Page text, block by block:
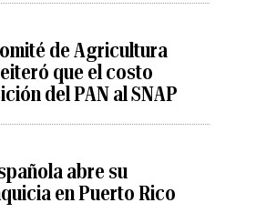
de Agricultura
que el costo
del PAN al SNAP
abre su
en Puerto Rico